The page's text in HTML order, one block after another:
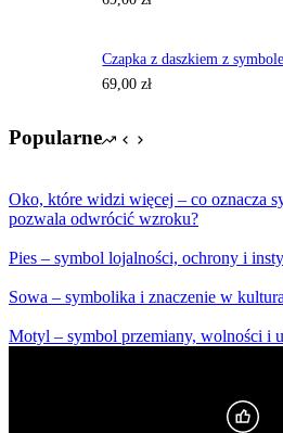
Czapka z daszkiem z
69,00zł
Popularne
Oko, które widzi więcej – co oznacza
pozwala odwrócić wzroku?
Pies – symbol lojalności, ochrony i
Sowa – symbolika i znaczenie w
Motyl – symbol przemiany, wolności i